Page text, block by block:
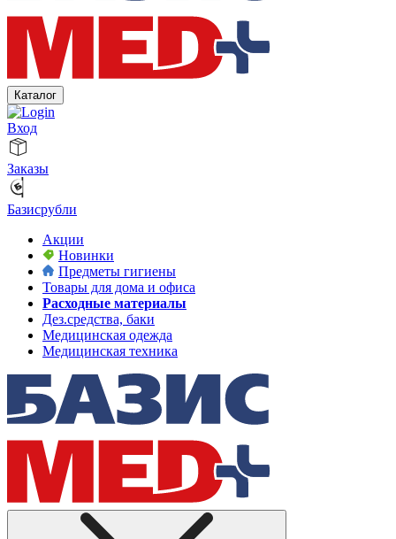
Каталог
Вход
Заказы
Базисрубли
Акции
Новинки
Предметы гигиены
Товары для дома и офиса
Расходные материалы
Дез.средства, баки
Медицинская одежда
Медицинская техника